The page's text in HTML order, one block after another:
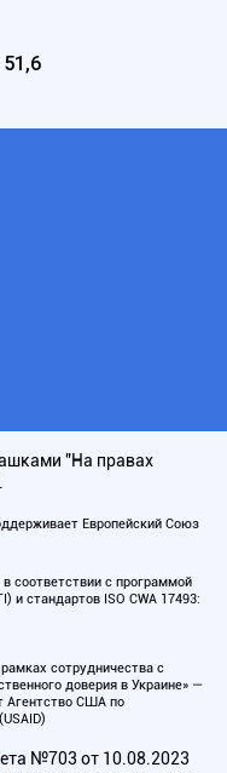
51,6
"На правах
Европейский Союз
соответствии с программой
стандартов ISO CWA 17493:
сотрудничества с
доверия в Украине» —
Агентство США по
№703 от 10.08.2023